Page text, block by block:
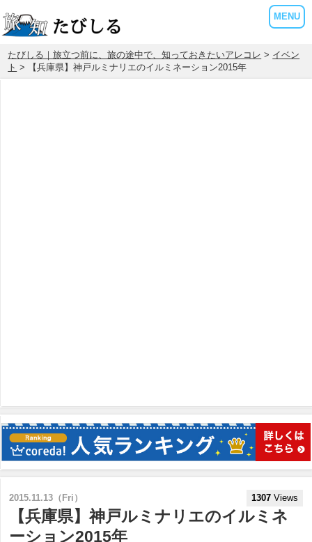
MENU
たびしる｜旅立つ前に、旅の途中で、知っておきたいアレコレ > イベン
ト > 【兵庫県】神戸ルミナリエのイルミネーション2015年
2015.11.13（Fri） 1307 Views
【兵庫県】神戸ルミナリエのイルミネ
ーション2015年